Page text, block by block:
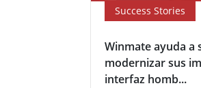
Success Stories
Winmate ayuda a
modernizar sus
interfaz homb...